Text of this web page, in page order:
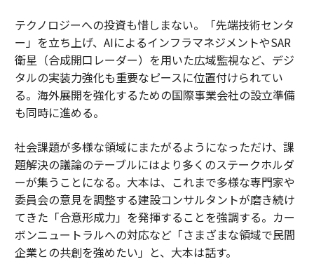
テクノロジーへの投資も惜しまない。「先端技術センタ
ー」を立ち上げ、AIによるインフラマネジメントやSAR
衛星（合成開口レーダー）を用いた広域監視など、デジ
タルの実装力強化も重要なピースに位置付けられてい
る。海外展開を強化するための国際事業会社の設立準備
も同時に進める。
社会課題が多様な領域にまたがるようになっただけ、課
題解決の議論のテーブルにはより多くのステークホルダ
ーが集うことになる。大本は、これまで多様な専門家や
委員会の意見を調整する建設コンサルタントが磨き続け
てきた「合意形成力」を発揮することを強調する。カー
ボンニュートラルへの対応など「さまざまな領域で民間
企業との共創を強めたい」と、大本は話す。